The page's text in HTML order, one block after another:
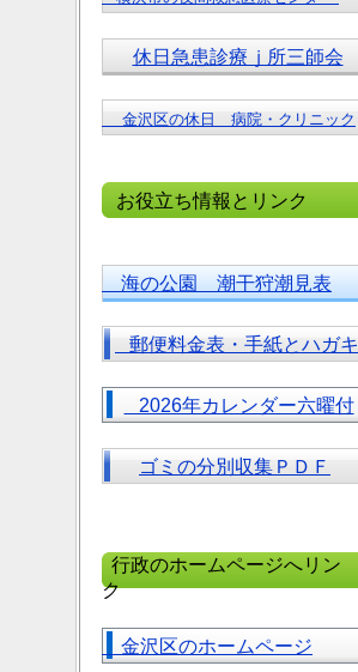
休日急患診療ｊ所三師会
金沢区の休日 病院・クリニック
お役立ち情報とリンク
海の公園 潮干狩潮見表
郵便料金表・手紙とハガキ
2026年カレンダー六曜付
ゴミの分別収集ＰＤＦ
行政のホームページへリン
ク
金沢区のホームページ